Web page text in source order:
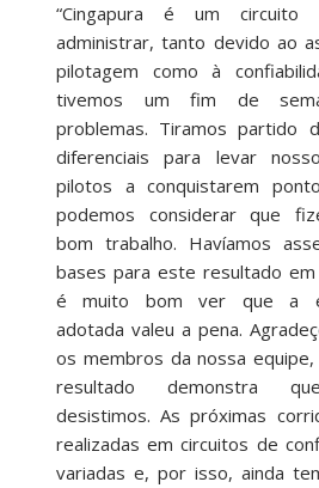
“Cingapura é um circuito
administrar, tanto devido ao
pilotagem como à
tivemos um fim de
problemas. Tiramos partido
diferenciais para levar
pilotos a conquistarem
podemos considerar que
bom trabalho. Havíamos
bases para este resultado
é muito bom ver que a
adotada valeu a pena.
os membros da nossa
resultado demonstra
desistimos. As próximas
realizadas em circuitos de
variadas e, por isso, ainda